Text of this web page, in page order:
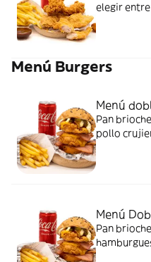
elegir entre
Menú Burgers
Menú
Pan
pollo
Menú
Pan